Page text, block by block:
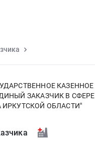
КАЗЕННОЕ
ЗАКАЗЧИК В СФЕРЕ
ИРКУТСКОЙ ОБЛАСТИ"